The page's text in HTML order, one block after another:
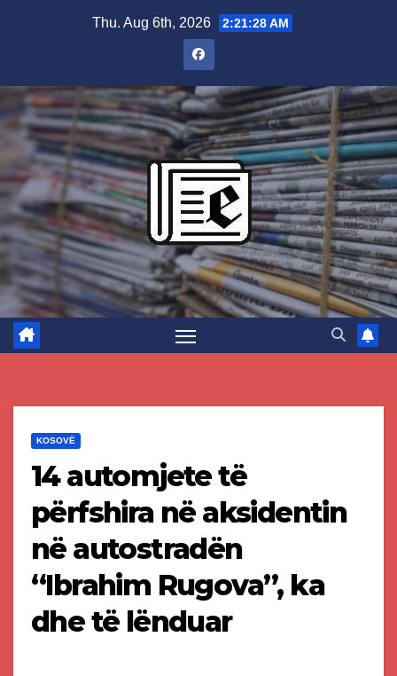
Thu. Aug 6th, 2026 2:21:29 AM
KOSOVË
14 automjete të
përfshira në aksidentin
në autostradën
“Ibrahim Rugova”, ka
dhe të lënduar